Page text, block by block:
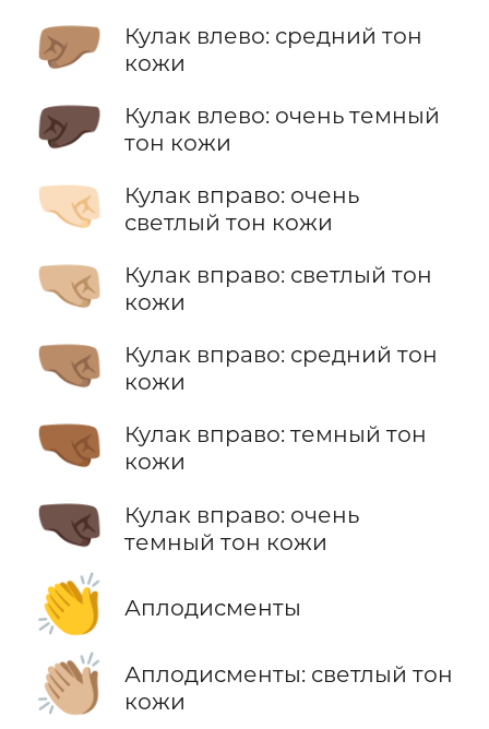
🤛🏽
Кулак влево: средний тон
кожи
🤛🏿
Кулак влево: очень темный
тон кожи
🤜🏻
Кулак вправо: очень
светлый тон кожи
🤜🏼
Кулак вправо: светлый тон
кожи
🤜🏽
Кулак вправо: средний тон
кожи
🤜🏾
Кулак вправо: темный тон
кожи
🤜🏿
Кулак вправо: очень
темный тон кожи
👏 Аплодисменты
👏🏼
Аплодисменты: светлый тон
кожи